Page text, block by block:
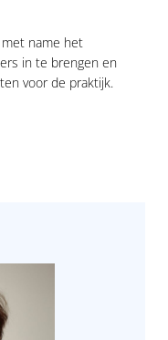
name het
in te brengen en
voor de praktijk.